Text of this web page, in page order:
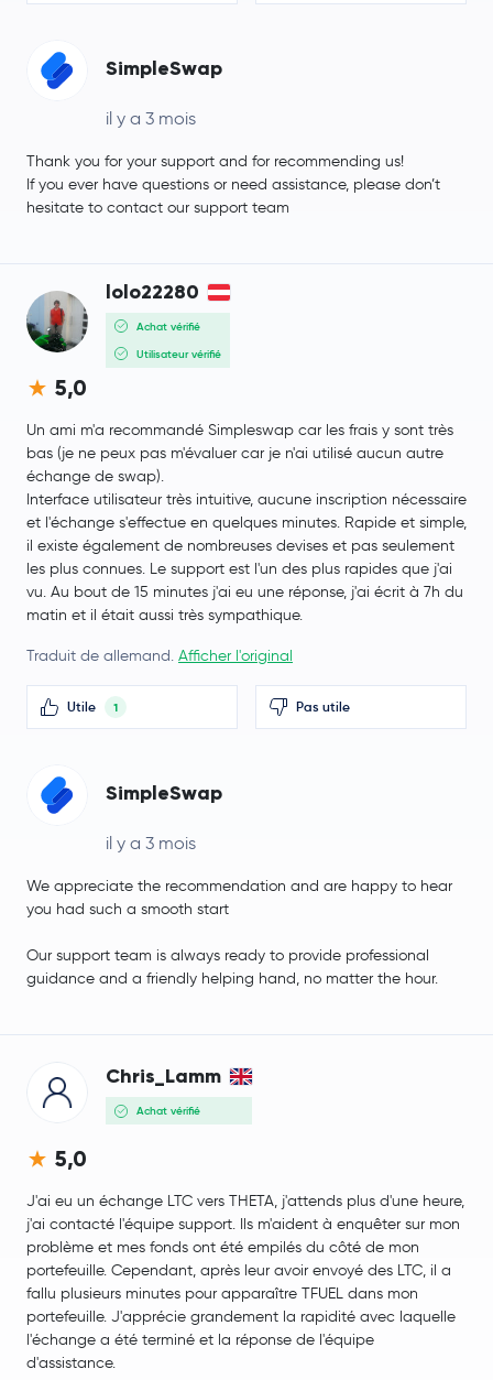
SimpleSwap
il y a 3 mois
Thank you for your support and for recommending us!
If you ever have questions or need assistance, please don’t
hesitate to contact our support team
lolo22280
Achat vérifié
Utilisateur vérifié
5,0
Un ami m'a recommandé Simpleswap car les frais y sont très
bas (je ne peux pas m'évaluer car je n'ai utilisé aucun autre
échange de swap).
Interface utilisateur très intuitive, aucune inscription nécessaire
et l'échange s'effectue en quelques minutes. Rapide et simple,
il existe également de nombreuses devises et pas seulement
les plus connues. Le support est l'un des plus rapides que j'ai
vu. Au bout de 15 minutes j'ai eu une réponse, j'ai écrit à 7h du
matin et il était aussi très sympathique.
Traduit de allemand. Afficher l'original
Utile 1 Pas utile
SimpleSwap
il y a 3 mois
We appreciate the recommendation and are happy to hear
you had such a smooth start
Our support team is always ready to provide professional
guidance and a friendly helping hand, no matter the hour.
Chris_Lamm
Achat vérifié
5,0
J'ai eu un échange LTC vers THETA, j'attends plus d'une heure,
j'ai contacté l'équipe support. Ils m'aident à enquêter sur mon
problème et mes fonds ont été empilés du côté de mon
portefeuille. Cependant, après leur avoir envoyé des LTC, il a
fallu plusieurs minutes pour apparaître TFUEL dans mon
portefeuille. J'apprécie grandement la rapidité avec laquelle
l'échange a été terminé et la réponse de l'équipe
d'assistance.